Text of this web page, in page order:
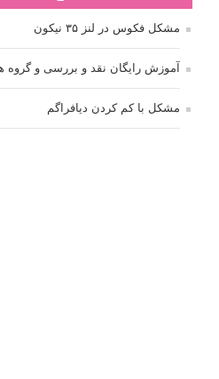
مشکل فکوس در لنز ۳۵ نیکون
آموزش رایگان نقد و بررسی و گروه
مشکل با کم کردن دیافراگم